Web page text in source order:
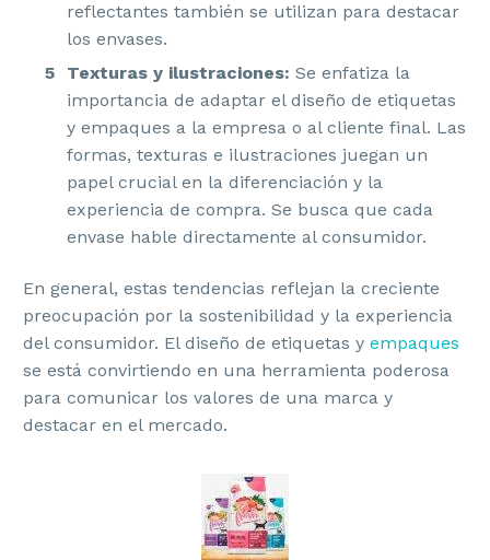
reflectantes también se utilizan para destacar
los envases.
Texturas y ilustraciones: Se enfatiza la
importancia de adaptar el diseño de etiquetas
y empaques a la empresa o al cliente final. Las
formas, texturas e ilustraciones juegan un
papel crucial en la diferenciación y la
experiencia de compra. Se busca que cada
envase hable directamente al consumidor.
En general, estas tendencias reflejan la creciente
preocupación por la sostenibilidad y la experiencia
del consumidor. El diseño de etiquetas y empaques
se está convirtiendo en una herramienta poderosa
para comunicar los valores de una marca y
destacar en el mercado.